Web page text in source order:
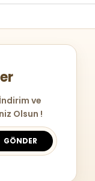
ve
Olsun !
GÖNDER